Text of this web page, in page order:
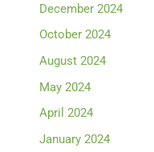
December 2024
October 2024
August 2024
May 2024
April 2024
January 2024